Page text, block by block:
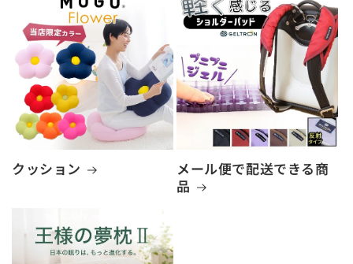
クッション
メール便で配送できる商
品